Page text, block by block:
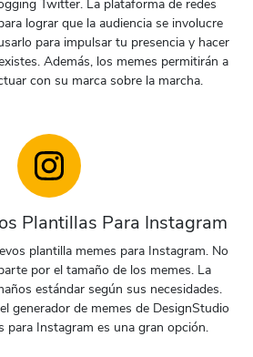
Template PreviewUse
Twitter. La plataforma de redes
lograr que la audiencia se involucre
para impulsar tu presencia y hacer
Además, los memes permitirán a
con su marca sobre la marcha.
Plantillas Para Instagram
plantilla memes para Instagram. No
por el tamaño de los memes. La
estándar según sus necesidades.
generador de memes de DesignStudio
para Instagram es una gran opción.